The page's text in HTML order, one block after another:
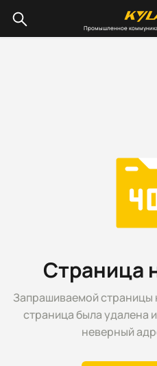
Промышленное
Страница
Запрашиваемой страницы
страница была удалена
неверный